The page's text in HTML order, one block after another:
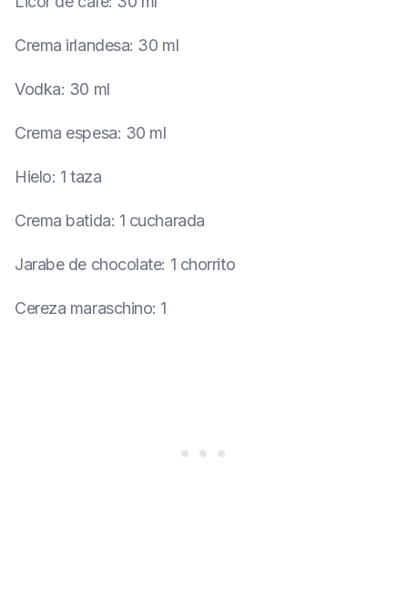
Crema irlandesa: 30 ml
Vodka: 30 ml
Crema espesa: 30 ml
Hielo: 1 taza
Crema batida: 1 cucharada
Jarabe de chocolate: 1 chorrito
Cereza maraschino: 1